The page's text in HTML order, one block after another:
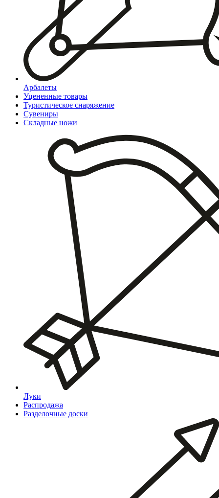
Арбалеты
Уцененные товары
Туристическое снаряжение
Сувениры
Складные ножи
Луки
Распродажа
Разделочные доски